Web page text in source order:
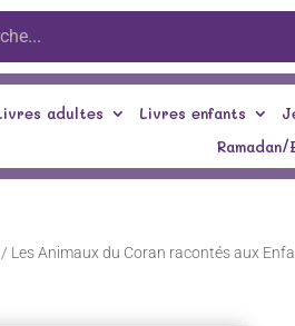
adultes Livres enfants
Ramadan/
/ Les Animaux du Coran racontés aux